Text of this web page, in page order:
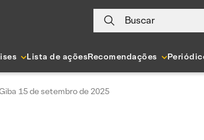
Buscar
Lista de açõesRecomendações
15 de setembro de 2025